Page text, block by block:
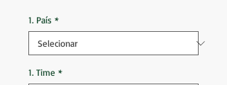
1. País *
1. Time *